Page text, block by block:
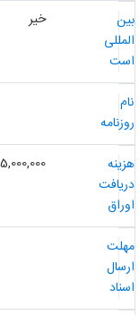
خیر
5,000,000 ریال